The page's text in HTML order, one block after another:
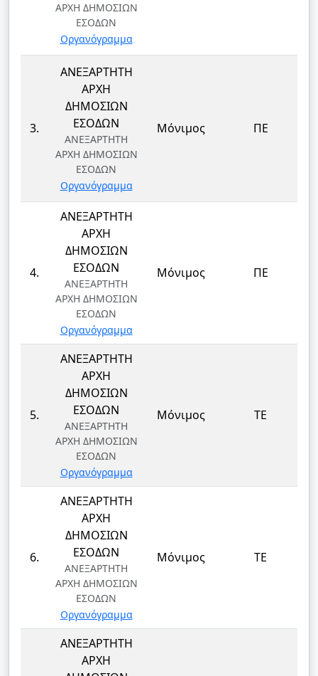
ΑΡΧΗ ΔΗΜΟΣΙΩΝ
ΕΣΟΔΩΝ
Οργανόγραμμα
3.
ΑΝΕΞΑΡΤΗΤΗ
ΑΡΧΗ
ΔΗΜΟΣΙΩΝ
ΕΣΟΔΩΝ
ΑΝΕΞΑΡΤΗΤΗ
ΑΡΧΗ ΔΗΜΟΣΙΩΝ
ΕΣΟΔΩΝ
Οργανόγραμμα
Μόνιμος ΠΕ
4.
ΑΝΕΞΑΡΤΗΤΗ
ΑΡΧΗ
ΔΗΜΟΣΙΩΝ
ΕΣΟΔΩΝ
ΑΝΕΞΑΡΤΗΤΗ
ΑΡΧΗ ΔΗΜΟΣΙΩΝ
ΕΣΟΔΩΝ
Οργανόγραμμα
Μόνιμος ΠΕ
5.
ΑΝΕΞΑΡΤΗΤΗ
ΑΡΧΗ
ΔΗΜΟΣΙΩΝ
ΕΣΟΔΩΝ
ΑΝΕΞΑΡΤΗΤΗ
ΑΡΧΗ ΔΗΜΟΣΙΩΝ
ΕΣΟΔΩΝ
Οργανόγραμμα
Μόνιμος ΤΕ
6.
ΑΝΕΞΑΡΤΗΤΗ
ΑΡΧΗ
ΔΗΜΟΣΙΩΝ
ΕΣΟΔΩΝ
ΑΝΕΞΑΡΤΗΤΗ
ΑΡΧΗ ΔΗΜΟΣΙΩΝ
ΕΣΟΔΩΝ
Οργανόγραμμα
Μόνιμος ΤΕ
ΑΝΕΞΑΡΤΗΤΗ
ΑΡΧΗ